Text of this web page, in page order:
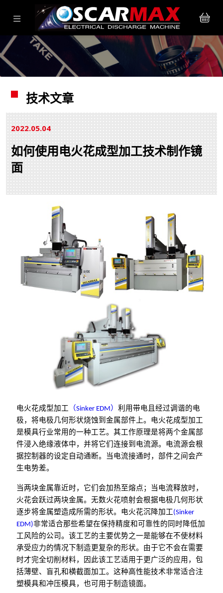
技术文章
2022.0504
如何使用电火花成型加工技术制作镜
面
电火花成型加工 （Sinker EDM）利用带电且经过调谐的电
极，将电极几何形状烧蚀到金属部件上。电火花成型加工
是模具行业常用的一种工艺。其工作原理是将两个金属部
件浸入绝缘液体中，并将它们连接到电流源。电流源会根
据控制器的设定自动通断。当电流接通时，部件之间会产
生电势差。
当两块金属靠近时，它们会加热至熔点；当电流释放时，
火花会跃过两块金属。无数火花喷射会根据电极几何形状
逐步将金属塑造成所需的形状。电火花沉降加工 (Sinker
EDM)非常适合那些希望在保持精度和可靠性的同时降低加
工风险的公司。该工艺的主要优势之一是能够在不使材料
承受应力的情况下制造更复杂的形状。由于它不会在需要
时才完全切削材料，因此该工艺适用于更广泛的应用，包
括薄壁、盲孔和横截面加工。这种高性能技术非常适合注
塑模具和冲压模具，也可用于制造镜面。